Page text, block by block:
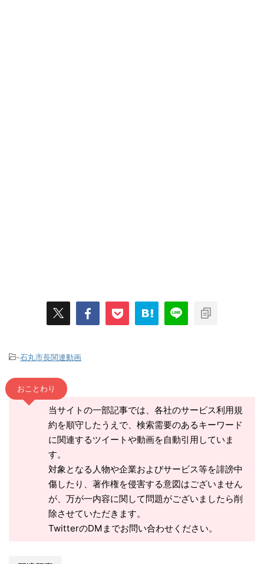
-石丸市長関連動画
おことわり
当サイトの一部記事では、各社のサービス利用規
約を順守したうえで、検索需要のあるキーワード
に関連するツイートや動画を自動引用していま
す。
対象となる人物や企業およびサービス等を誹謗中
傷したり、著作権を侵害する意図はございません
が、万が一内容に関して問題がございましたら削
除させていただきます。
TwitterのDMまでお問い合わせください。